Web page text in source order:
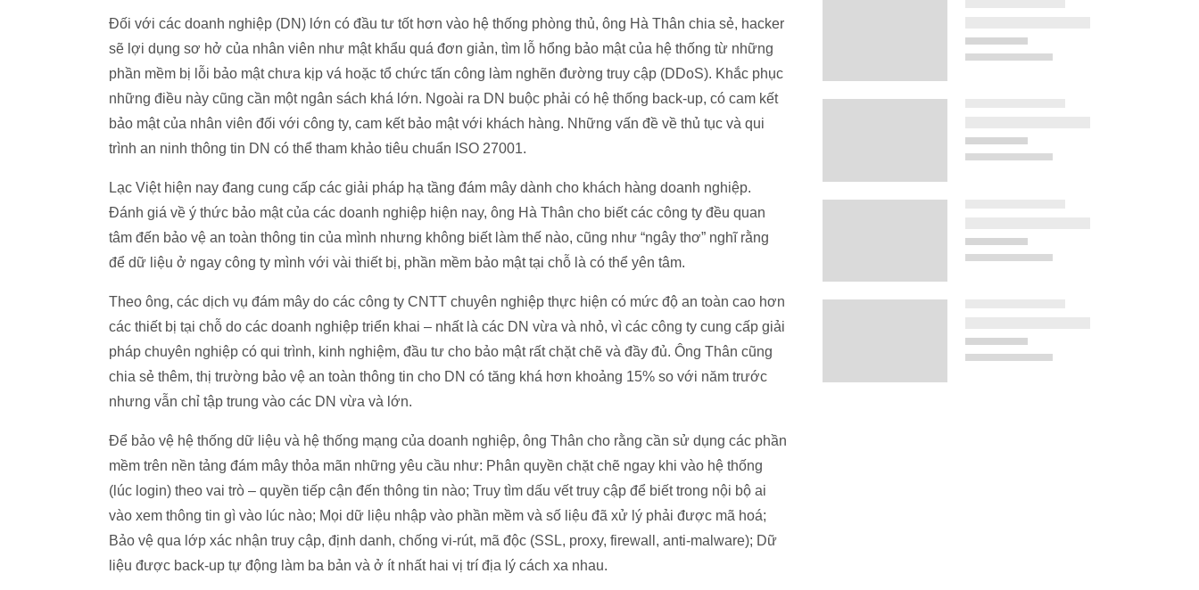
Đối với các doanh nghiệp (DN) lớn có đầu tư tốt hơn vào hệ thống phòng thủ, ông Hà Thân chia sẻ, hacker
sẽ lợi dụng sơ hở của nhân viên như mật khẩu quá đơn giản, tìm lỗ hổng bảo mật của hệ thống từ những
phần mềm bị lỗi bảo mật chưa kịp vá hoặc tổ chức tấn công làm nghẽn đường truy cập (DDoS). Khắc phục
những điều này cũng cần một ngân sách khá lớn. Ngoài ra DN buộc phải có hệ thống back-up, có cam kết
bảo mật của nhân viên đối với công ty, cam kết bảo mật với khách hàng. Những vấn đề về thủ tục và qui
trình an ninh thông tin DN có thể tham khảo tiêu chuẩn ISO 27001.
Lạc Việt hiện nay đang cung cấp các giải pháp hạ tầng đám mây dành cho khách hàng doanh nghiệp.
Đánh giá về ý thức bảo mật của các doanh nghiệp hiện nay, ông Hà Thân cho biết các công ty đều quan
tâm đến bảo vệ an toàn thông tin của mình nhưng không biết làm thế nào, cũng như “ngây thơ” nghĩ rằng
để dữ liệu ở ngay công ty mình với vài thiết bị, phần mềm bảo mật tại chỗ là có thể yên tâm.
Theo ông, các dịch vụ đám mây do các công ty CNTT chuyên nghiệp thực hiện có mức độ an toàn cao hơn
các thiết bị tại chỗ do các doanh nghiệp triển khai – nhất là các DN vừa và nhỏ, vì các công ty cung cấp giải
pháp chuyên nghiệp có qui trình, kinh nghiệm, đầu tư cho bảo mật rất chặt chẽ và đầy đủ. Ông Thân cũng
chia sẻ thêm, thị trường bảo vệ an toàn thông tin cho DN có tăng khá hơn khoảng 15% so với năm trước
nhưng vẫn chỉ tập trung vào các DN vừa và lớn.
Để bảo vệ hệ thống dữ liệu và hệ thống mạng của doanh nghiệp, ông Thân cho rằng cần sử dụng các phần
mềm trên nền tảng đám mây thỏa mãn những yêu cầu như: Phân quyền chặt chẽ ngay khi vào hệ thống
(lúc login) theo vai trò – quyền tiếp cận đến thông tin nào; Truy tìm dấu vết truy cập để biết trong nội bộ ai
vào xem thông tin gì vào lúc nào; Mọi dữ liệu nhập vào phần mềm và số liệu đã xử lý phải được mã hoá;
Bảo vệ qua lớp xác nhận truy cập, định danh, chống vi-rút, mã độc (SSL, proxy, firewall, anti-malware); Dữ
liệu được back-up tự động làm ba bản và ở ít nhất hai vị trí địa lý cách xa nhau.